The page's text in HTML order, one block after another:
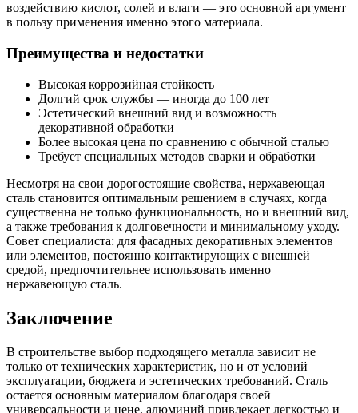
воздействию кислот, солей и влаги — это основной аргумент
в пользу применения именно этого материала.
Преимущества и недостатки
Высокая коррозийная стойкость
Долгий срок службы — иногда до 100 лет
Эстетический внешний вид и возможность
декоративной обработки
Более высокая цена по сравнению с обычной сталью
Требует специальных методов сварки и обработки
Несмотря на свои дорогостоящие свойства, нержавеющая
сталь становится оптимальным решением в случаях, когда
существенна не только функциональность, но и внешний вид,
а также требования к долговечности и минимальному уходу.
Совет специалиста: для фасадных декоративных элементов
или элементов, постоянно контактирующих с внешней
средой, предпочтительнее использовать именно
нержавеющую сталь.
Заключение
В строительстве выбор подходящего металла зависит не
только от технических характеристик, но и от условий
эксплуатации, бюджета и эстетических требований. Сталь
остается основным материалом благодаря своей
универсальности и цене, алюминий привлекает легкостью и